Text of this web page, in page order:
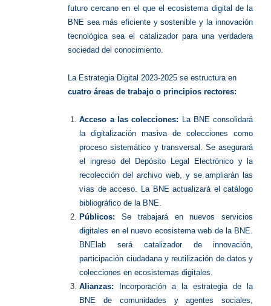
futuro cercano en el que el ecosistema digital de la
BNE sea más eficiente y sostenible y la innovación
tecnológica sea el catalizador para una verdadera
sociedad del conocimiento.
La Estrategia Digital 2023-2025 se estructura en
cuatro áreas de trabajo o principios rectores:
Acceso a las colecciones: La BNE consolidará
la digitalización masiva de colecciones como
proceso sistemático y transversal. Se asegurará
el ingreso del Depósito Legal Electrónico y la
recolección del archivo web, y se ampliarán las
vías de acceso. La BNE actualizará el catálogo
bibliográfico de la BNE.
Públicos: Se trabajará en nuevos servicios
digitales en el nuevo ecosistema web de la BNE.
BNElab será catalizador de innovación,
participación ciudadana y reutilización de datos y
colecciones en ecosistemas digitales.
Alianzas: Incorporación a la estrategia de la
BNE de comunidades y agentes sociales,